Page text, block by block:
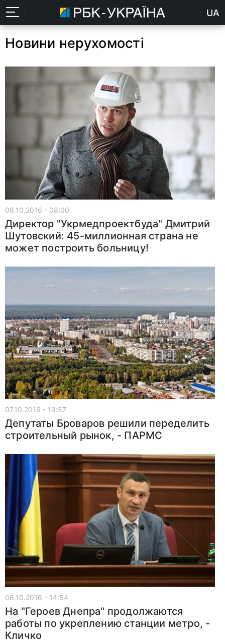
UA
Новини нерухомості
08.10.2016 - 08:00
Директор "Укрмедпроектбуда" Дмитрий
Шутовский: 45-миллионная страна не
может построить больницу!
07.10.2016 - 19:57
Депутаты Броваров решили переделить
строительный рынок, - ПАРМС
06.10.2016 - 14:54
На "Героев Днепра" продолжаются
работы по укреплению станции метро, -
Кличко